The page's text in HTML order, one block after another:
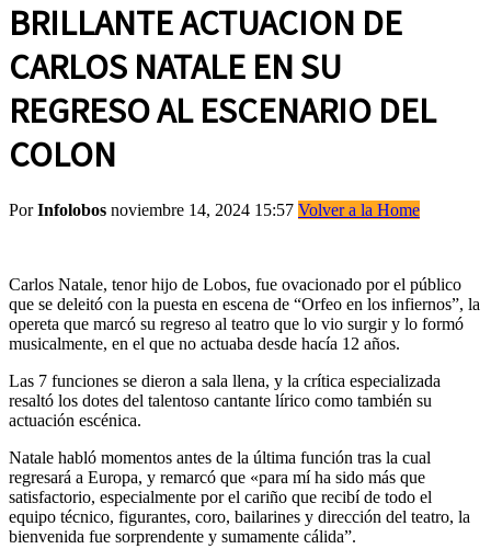
BRILLANTE ACTUACION DE
CARLOS NATALE EN SU
REGRESO AL ESCENARIO DEL
COLON
PorInfolobos noviembre 14, 2024 15:57 Volver a la Home
Carlos Natale, tenor hijo de Lobos, fue ovacionado por el público
que se deleitó con la puesta en escena de “Orfeo en los infiernos”, la
opereta que marcó su regreso al teatro que lo vio surgir y lo formó
musicalmente, en el que no actuaba desde hacía 12 años.
Las 7 funciones se dieron a sala llena, y la crítica especializada
resaltó los dotes del talentoso cantante lírico como también su
actuación escénica.
Natale habló momentos antes de la última función tras la cual
regresará a Europa, y remarcó que «para mí ha sido más que
satisfactorio, especialmente por el cariño que recibí de todo el
equipo técnico, figurantes, coro, bailarines y dirección del teatro, la
bienvenida fue sorprendente y sumamente cálida”.